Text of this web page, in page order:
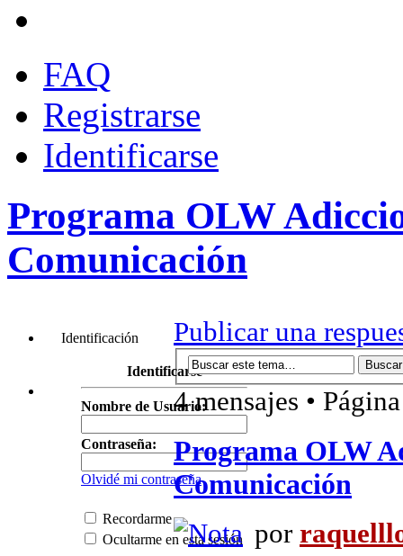
FAQ
Registrarse
Identificarse
Programa OLW
Comunicación
Identificación
Identificarse
Nombre de Usuario:
Contraseña:
Olvidé mi contraseña
Recordarme
Ocultarme en esta sesión
Publicar una
4 mensajes •
Programa OLW
Comunicación
por